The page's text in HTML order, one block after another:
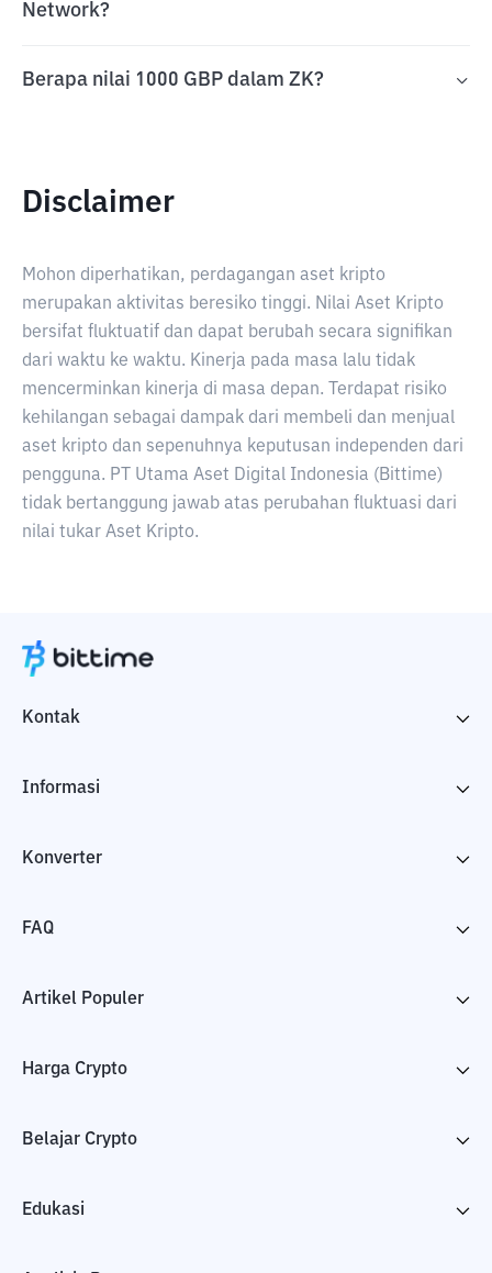
Network?
Berapa nilai 1000 GBP dalam ZK?
Disclaimer
Mohon diperhatikan, perdagangan aset kripto
merupakan aktivitas beresiko tinggi. Nilai Aset Kripto
bersifat fluktuatif dan dapat berubah secara signifikan
dari waktu ke waktu. Kinerja pada masa lalu tidak
mencerminkan kinerja di masa depan. Terdapat risiko
kehilangan sebagai dampak dari membeli dan menjual
aset kripto dan sepenuhnya keputusan independen dari
pengguna. PT Utama Aset Digital Indonesia (Bittime)
tidak bertanggung jawab atas perubahan fluktuasi dari
nilai tukar Aset Kripto.
Kontak
Informasi
Konverter
FAQ
Artikel Populer
Harga Crypto
Belajar Crypto
Edukasi